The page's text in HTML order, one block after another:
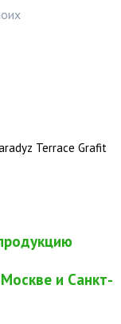
Terrace Grafit
и Санкт-